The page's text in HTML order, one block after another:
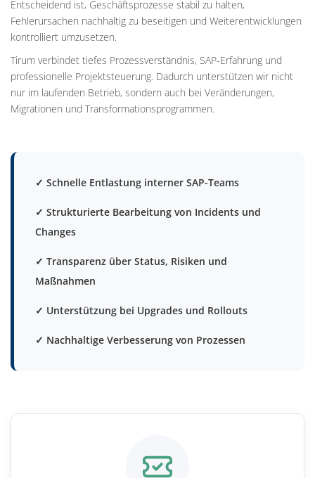
Entscheidend ist, Geschäftsprozesse stabil zu halten,
Fehlerursachen nachhaltig zu beseitigen und Weiterentwicklungen
kontrolliert umzusetzen.
Tirum verbindet tiefes Prozessverständnis, SAP-Erfahrung und
professionelle Projektsteuerung. Dadurch unterstützen wir nicht
nur im laufenden Betrieb, sondern auch bei Veränderungen,
Migrationen und Transformationsprogrammen.
✓ Schnelle Entlastung interner SAP-Teams
✓ Strukturierte Bearbeitung von Incidents und
Changes
✓ Transparenz über Status, Risiken und
Maßnahmen
✓ Unterstützung bei Upgrades und Rollouts
✓ Nachhaltige Verbesserung von Prozessen